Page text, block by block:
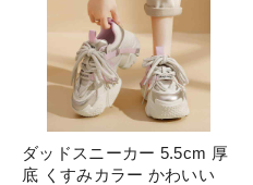
ダッドスニーカー 5.5cm 厚
底 くすみカラー かわいい